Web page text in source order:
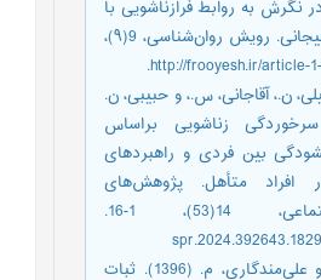
نگرش به روابط فرازناشویی با
نقش تعدیلی هوش هیجانی. رویش روان‌شناسی، 9(۹)،
ن.، آقاجانی، س.، و حبیبی، ن.
سرخوردگی زناشویی براساس
بین فردی و راهبردهای
افراد متأهل. پژوهش‌‌های
روان‌شناسی اجتماعی، 14(53)، 1-16.
بخشی‌‌زنجیرانی، ن.، و علی‌‌مندگاری، م. (1396). ثبات